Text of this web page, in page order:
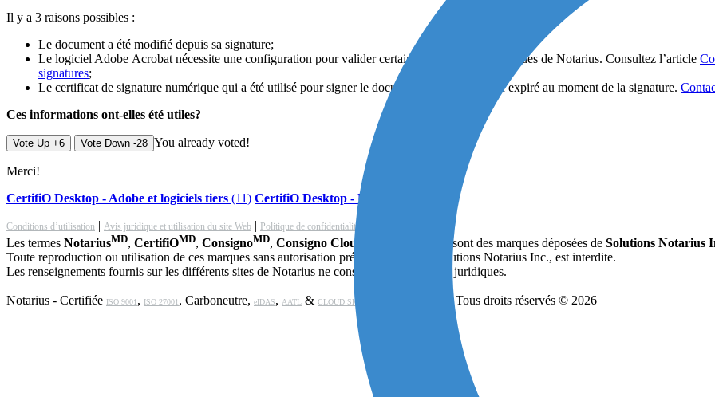
Il y a 3 raisons possibles :
Le document a été modifié depuis sa signature;
Le logiciel Adobe Acrobat nécessite une configuration pour valider certaines signatures numériques de Notarius. Consultez l’article
signatures;
Le certificat de signature numérique qui a été utilisé pour signer le document était révoqué ou expiré au moment de la signature.
Ces informations ont-elles été utiles?
Vote Up +6 Vote Down -28 You already voted!
Merci!
CertifiO Desktop - Adobe et logiciels tiers (11) CertifiO Desktop - Utilisation
Conditions d’utilisation | Avis juridique et utilisation du site Web | Politique de confidentialité
Les termes NotariusMD, CertifiOMD, ConsignoMD, Consigno Cloud sont des marques déposées de Solutions Notarius
Toute reproduction ou utilisation de ces marques sans autorisation préalable écrite de Solutions Notarius Inc., est interdite.
Les renseignements fournis sur les différents sites de Notarius ne constituent pas des avis juridiques.
Notarius - Certifiée ISO 9001 , ISO 27001 , Carboneutre, eIDAS, AATL & CLOUD SIGNATURE CONSORTIUM - Tous droits réservés © 2026